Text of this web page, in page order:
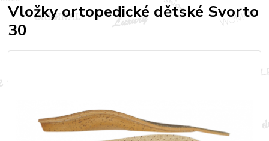
Vložky ortopedické dětské Svorto
30